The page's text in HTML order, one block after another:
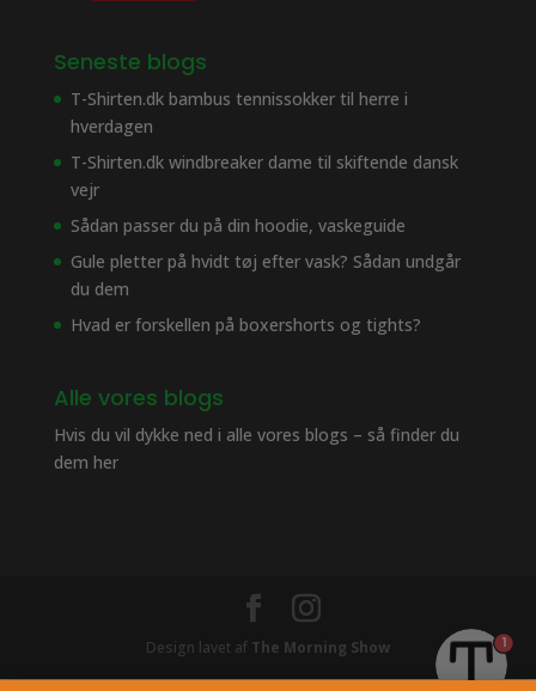
Seneste blogs
T-Shirten.dk bambus tennissokker til herre i
hverdagen
T-Shirten.dk windbreaker dame til skiftende dansk
vejr
Sådan passer du på din hoodie, vaskeguide
Gule pletter på hvidt tøj efter vask? Sådan undgår
du dem
Hvad er forskellen på boxershorts og tights?
Alle vores blogs
Hvis du vil dykke ned i alle vores blogs – så finder du
dem her
Design lavet af The Morning Show 1